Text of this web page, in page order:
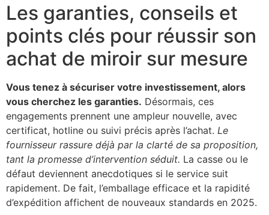
Les garanties, conseils et
points clés pour réussir son
achat de miroir sur mesure
Vous tenez à sécuriser votre investissement, alors
vous cherchez les garanties. Désormais, ces
engagements prennent une ampleur nouvelle, avec
certificat, hotline ou suivi précis après l’achat. Le
fournisseur rassure déjà par la clarté de sa proposition,
tant la promesse d’intervention séduit. La casse ou le
défaut deviennent anecdotiques si le service suit
rapidement. De fait, l’emballage efficace et la rapidité
d’expédition affichent de nouveaux standards en 2025.